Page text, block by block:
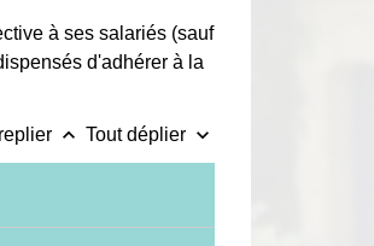
à ses salariés (sauf
d'adhérer à la
keyboard_arrow_up Tout déplier keyboard_arrow_down